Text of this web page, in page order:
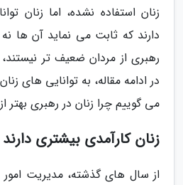
زنان استفاده نشده، اما زنان
دارند که ثابت می نماید آن ها
رهبری از مردان ضعیف تر
در ادامه مقاله، به توانایی های
می گوییم چرا زنان در رهبری بهتر
زنان کارآمدی بیشتری دارند
از سال های گذشته، مدیریت امور